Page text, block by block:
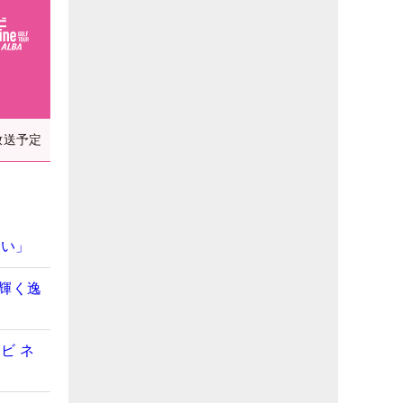
予定
」
く逸
ネ